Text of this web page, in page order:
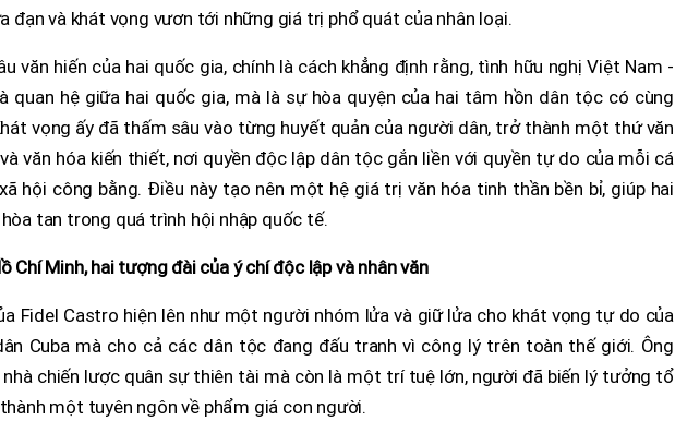
đạn và khát vọng vươn tới những giá trị phổ quát của nhân loại.
văn hiến của hai quốc gia, chính là cách khẳng định rằng, tình hữu nghị Việt Nam -
quan hệ giữa hai quốc gia, mà là sự hòa quyện của hai tâm hồn dân tộc có cùng
vọng ấy đã thấm sâu vào từng huyết quản của người dân, trở thành một thứ văn
văn hóa kiến thiết, nơi quyền độc lập dân tộc gắn liền với quyền tự do của mỗi cá
hội công bằng. Điều này tạo nên một hệ giá trị văn hóa tinh thần bền bỉ, giúp hai
tan trong quá trình hội nhập quốc tế.
Chí Minh, hai tượng đài của ý chí độc lập và nhân văn
Fidel Castro hiện lên như một người nhóm lửa và giữ lửa cho khát vọng tự do của
Cuba mà cho cả các dân tộc đang đấu tranh vì công lý trên toàn thế giới. Ông
chiến lược quân sự thiên tài mà còn là một trí tuệ lớn, người đã biến lý tưởng tổ
một tuyên ngôn về phẩm giá con người.